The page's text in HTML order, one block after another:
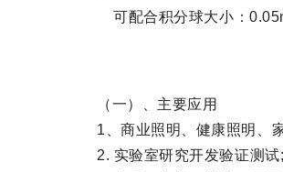
可配合积分球大小：
（一）、主要应用
1、商业照明、健康照明、
2. 实验室研究开发验证测试;